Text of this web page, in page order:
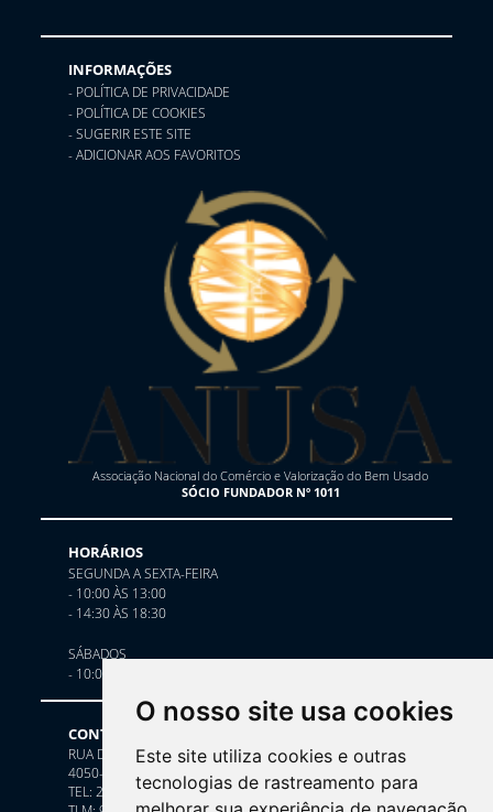
O nosso site usa cookies
Este site utiliza cookies e outras
tecnologias de rastreamento para
INFORMAÇÕES
- POLÍTICA DE PRIVACIDADE
- POLÍTICA DE COOKIES
- SUGERIR ESTE SITE
- ADICIONAR AOS FAVORITOS
Associação Nacional do Comércio e Valorização do Bem Usado
SÓCIO FUNDADOR Nº 1011
HORÁRIOS
SEGUNDA A SEXTA-FEIRA
- 10:00 ÀS 13:00
- 14:30 ÀS 18:30
SÁBADOS
- 10:00 ÀS 13:00
CONTACTE-NOS
RUA DE CEDOFEITA, 242
4050-174 PORTO
TEL: 222 088 205 (chamada para a rede fixa nacional)